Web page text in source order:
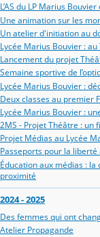
L’AS du LP Marius
Une animation sur les
Un atelier d'initiation au
Lycée Marius Bouvier :
Lancement du projet
Semaine sportive de
Lycée Marius Bouvier :
Deux classes au premier
Lycée Marius Bouvier :
2MS - Projet Théâtre : un
Projet Médias au Lycée
Passeports pour la
Éducation aux médias :
proximité
2024 - 2025
Des femmes qui ont
Atelier Propagande